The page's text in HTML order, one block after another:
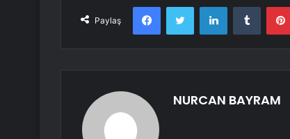
Paylaş
FacebookTwitter LinkedInTumblr
NURCAN BAYRAM